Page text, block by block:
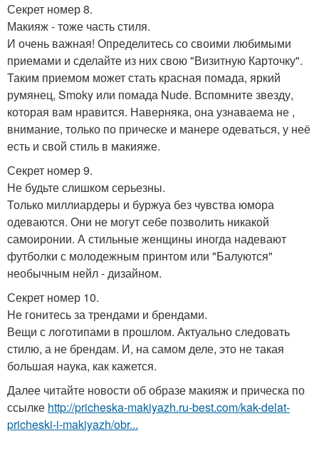
Секрет номер 8.
Макияж - тоже часть стиля.
И очень важная! Определитесь со своими любимыми
приемами и сделайте из них свою "Визитную Карточку".
Таким приемом может стать красная помада, яркий
румянец, Smoky или помада Nude. Вспомните звезду,
которая вам нравится. Наверняка, она узнаваема не ,
внимание, только по прическе и манере одеваться, у неё
есть и свой стиль в макияже.
Секрет номер 9.
Не будьте слишком серьезны.
Только миллиардеры и буржуа без чувства юмора
одеваются. Они не могут себе позволить никакой
самоиронии. А стильные женщины иногда надевают
футболки с молодежным принтом или "Балуются"
необычным нейл - дизайном.
Секрет номер 10.
Не гонитесь за трендами и брендами.
Вещи с логотипами в прошлом. Актуально следовать
стилю, а не брендам. И, на самом деле, это не такая
большая наука, как кажется.
Далее читайте новости об образе макияж и прическа по
ссылке http://pricheska-makiyazh.ru-best.com/kak-delat-
pricheski-i-makiyazh/obr...